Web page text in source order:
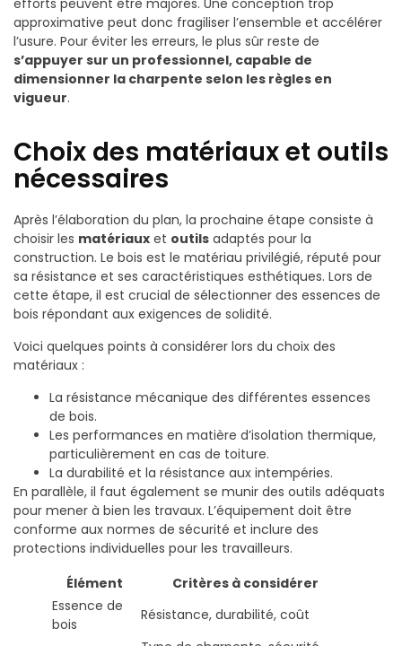
efforts peuvent être majorés. Une conception trop
approximative peut donc fragiliser l’ensemble et accélérer
l’usure. Pour éviter les erreurs, le plus sûr reste de
s’appuyer sur un professionnel, capable de
dimensionner la charpente selon les règles en
vigueur.
Choix des matériaux et outils
nécessaires
Après l’élaboration du plan, la prochaine étape consiste à
choisir les matériaux et outils adaptés pour la
construction. Le bois est le matériau privilégié, réputé pour
sa résistance et ses caractéristiques esthétiques. Lors de
cette étape, il est crucial de sélectionner des essences de
bois répondant aux exigences de solidité.
Voici quelques points à considérer lors du choix des
matériaux :
La résistance mécanique des différentes essences
de bois.
Les performances en matière d’isolation thermique,
particulièrement en cas de toiture.
La durabilité et la résistance aux intempéries.
En parallèle, il faut également se munir des outils adéquats
pour mener à bien les travaux. L’équipement doit être
conforme aux normes de sécurité et inclure des
protections individuelles pour les travailleurs.
Élément
Critères à considérer
Essence de
bois
Résistance, durabilité, coût